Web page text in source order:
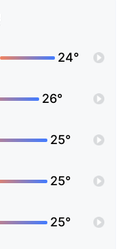
24°
26°
25°
25°
25°